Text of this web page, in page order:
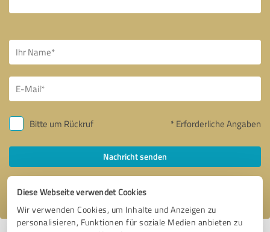
Diese Webseite verwendet Cookies
Wir verwenden Cookies, um Inhalte und Anzeigen zu
personalisieren, Funktionen für soziale Medien anbieten zu
Bitte um Rückruf * Erforderliche Angaben
Nachricht senden
Ich stimme den Datenschutzbestimmungen